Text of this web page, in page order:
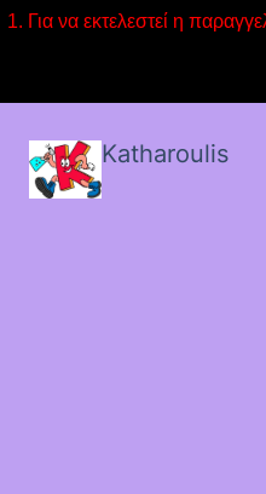
1. Για να εκτελεστεί η
Katharoulis